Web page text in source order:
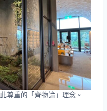
尊重的「齊物論」理念。